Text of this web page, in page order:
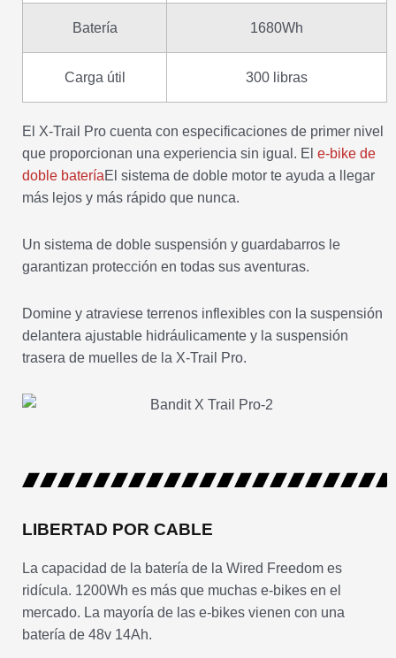
Batería 1680Wh
Carga útil 300 libras
El X-Trail Pro cuenta con especificaciones de primer nivel
que proporcionan una experiencia sin igual. El e-bike de
doble bateríaEl sistema de doble motor te ayuda a llegar
más lejos y más rápido que nunca.
Un sistema de doble suspensión y guardabarros le
garantizan protección en todas sus aventuras.
Domine y atraviese terrenos inflexibles con la suspensión
delantera ajustable hidráulicamente y la suspensión
trasera de muelles de la X-Trail Pro.
LIBERTAD POR CABLE
La capacidad de la batería de la Wired Freedom es
ridícula. 1200Wh es más que muchas e-bikes en el
mercado. La mayoría de las e-bikes vienen con una
batería de 48v 14Ah.